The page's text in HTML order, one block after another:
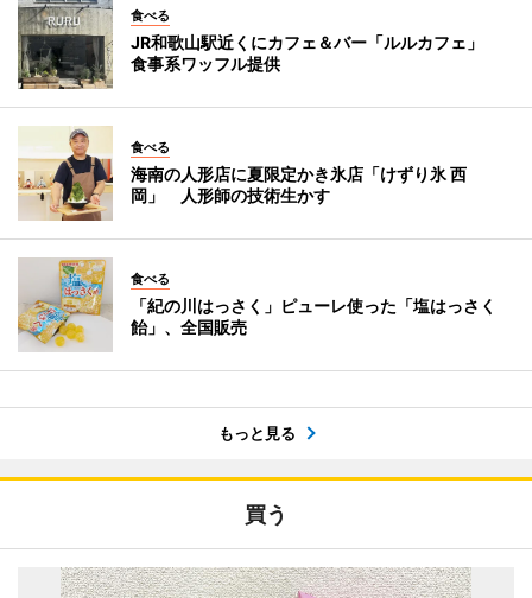
食べる
JR和歌山駅近くにカフェ＆バー「ルルカフェ」
食事系ワッフル提供
食べる
海南の人形店に夏限定かき氷店「けずり氷 西
岡」 人形師の技術生かす
食べる
「紀の川はっさく」ピューレ使った「塩はっさく
飴」、全国販売
もっと見る
買う